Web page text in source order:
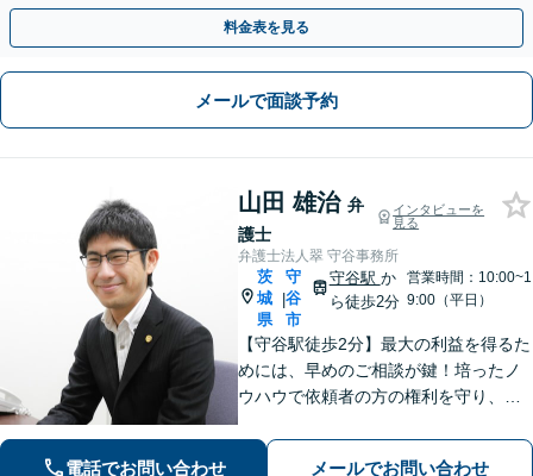
性も考慮し、ご意向を尊重しながら丁寧に対応いたします
料金表を見る
メールで面談予約
山田 雄治 弁
護士
インタビューを
見る
弁護士法人翠 守谷事務所
茨
城
県
|
守
谷
市
守谷駅 か
ら徒歩2分
営業時間：10:00~1
9:00（平日）
【守谷駅徒歩2分】最大の利益を得るた
めには、早めのご相談が鍵！培ったノ
ウハウで依頼者の方の権利を守り、最
す。借金、遺言相続、離婚、企業法務
電話でお問い合わせ メールでお問い合わせ